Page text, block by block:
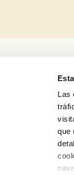
Las
que